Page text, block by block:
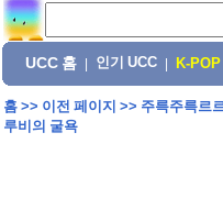
UCC 홈 인기 UCC K-POP
홈>> 이전 페이지 >> 주륵주륵르
루비의 굴욕